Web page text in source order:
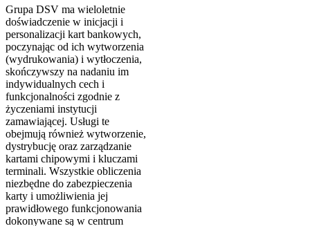
Grupa DSV ma wieloletnie
doświadczenie w inicjacji i
personalizacji kart bankowych,
poczynając od ich wytworzenia
(wydrukowania) i wytłoczenia,
skończywszy na nadaniu im
indywidualnych cech i
funkcjonalności zgodnie z
życzeniami instytucji
zamawiającej. Usługi te
obejmują również wytworzenie,
dystrybucję oraz zarządzanie
kartami chipowymi i kluczami
terminali. Wszystkie obliczenia
niezbędne do zabezpieczenia
karty i umożliwienia jej
prawidłowego funkcjonowania
dokonywane są w centrum